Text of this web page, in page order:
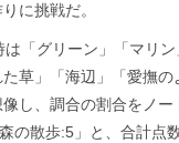
に挑戦だ。
「グリーン」「マリ
草」「海辺」「愛撫
し、調合の割合をノ
の散歩:5」と、合計点